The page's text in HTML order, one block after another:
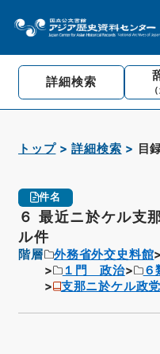
詳細検索
トップ 詳細検索 目
件名
６ 最近ニ於ケル支
ル件
階層 外務省外交史料館
１門 政治
６
支那ニ於ケル政